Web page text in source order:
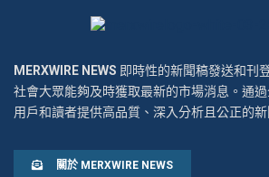
MERXWIRE NEWS 即時性的新聞稿發送和刊
社會大眾能夠及時獲取最新的市場消息。通
用戶和讀者提供高品質、深入分析且公正的新
關於 MERXWIRE NEWS